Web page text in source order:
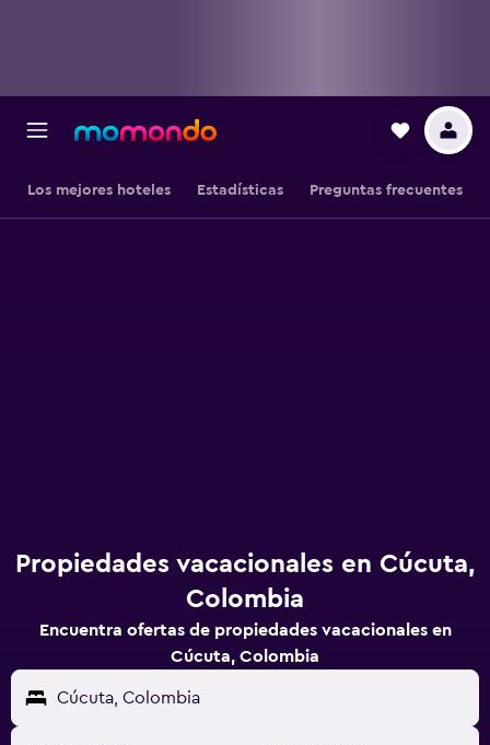
Los mejores hoteles Estadísticas Preguntas frecuentes
Propiedades vacacionales en Cúcuta,
Colombia
Encuentra ofertas de propiedades vacacionales en
Cúcuta, Colombia
Cúcuta, Colombia